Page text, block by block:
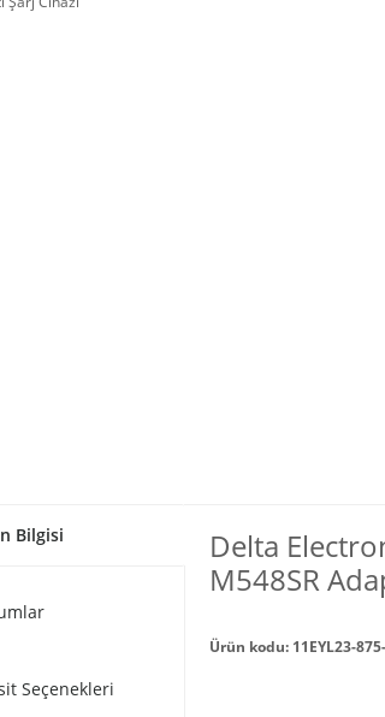
Bilgisi
Seçenekleri
Delta
M548SR
Ürün kodu: 11EYL23-